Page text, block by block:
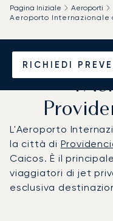
RICHIEDI
Pagina Iniziale
Aeroporti
Aeroporto Internazionale
L'Aeroporto
la città di
Caicos. È il
viaggiatori di jet
esclusiva